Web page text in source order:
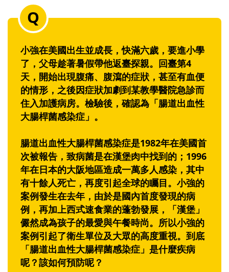
小強在美國出生並成長，快滿六歲，要進小學
了，父母趁著暑假帶他返臺探親。回臺第4
天，開始出現腹痛、腹瀉的症狀，甚至有血便
的情形，之後因症狀加劇到某教學醫院急診而
住入加護病房。檢驗後，確認為「腸道出血性
大腸桿菌感染症」。
腸道出血性大腸桿菌感染症是1982年在美國首
次被報告，致病菌是在漢堡肉中找到的；1996
年在日本的大阪地區造成一萬多人感染，其中
有十餘人死亡，再度引起全球的矚目。小強的
案例發生在去年，由於是國內首度發現的病
例，再加上西式速食業的蓬勃發展，「漢堡」
儼然成為孩子的最愛與午餐時尚。所以小強的
案例引起了衛生單位及大眾的高度重視。到底
「腸道出血性大腸桿菌感染症」是什麼疾病
呢？該如何預防呢？